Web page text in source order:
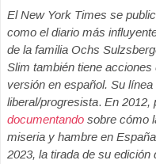
El New York Times se
como el diario más
de la familia Ochs
Slim también tiene
versión en español. Su
liberal/progresista. En 2012,
documentando sobre cómo
miseria y hambre en
2023, la tirada de su edición